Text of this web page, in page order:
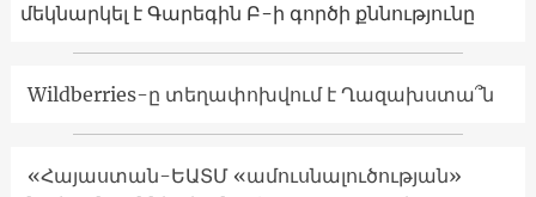
մեկնարկել է Գարեգին Բ-ի գործի քննությունը
Wildberries-ը տեղափոխվում է Ղազախստա՞ն
«Հայաստան-ԵԱՏՄ «ամուսնալուծության»